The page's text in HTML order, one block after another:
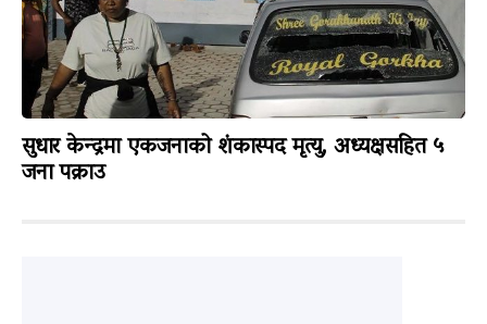
सुधार केन्द्रमा एकजनाको शंकास्पद मृत्यु, अध्यक्षसहित ५
जना पक्राउ